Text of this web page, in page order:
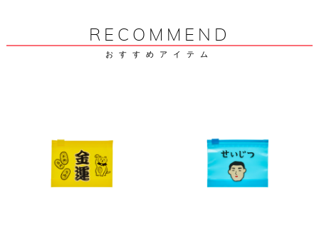
RECOMMEND
おすすめアイテム